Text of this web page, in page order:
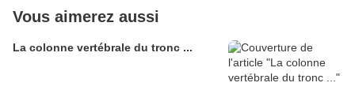
Vous aimerez aussi
La colonne vertébrale du tronc ...